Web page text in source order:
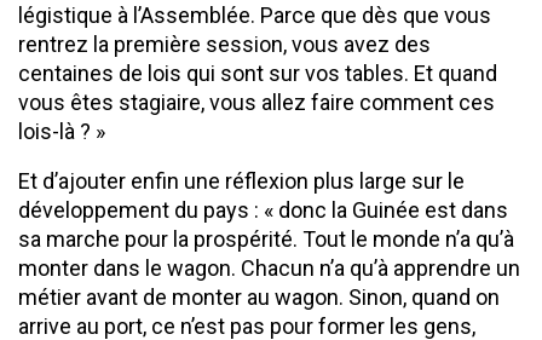
légistique à l’Assemblée. Parce que dès que vous
rentrez la première session, vous avez des
centaines de lois qui sont sur vos tables. Et quand
vous êtes stagiaire, vous allez faire comment ces
lois-là ? »
Et d’ajouter enfin une réflexion plus large sur le
développement du pays : « donc la Guinée est dans
sa marche pour la prospérité. Tout le monde n’a qu’à
monter dans le wagon. Chacun n’a qu’à apprendre un
métier avant de monter au wagon. Sinon, quand on
arrive au port, ce n’est pas pour former les gens,